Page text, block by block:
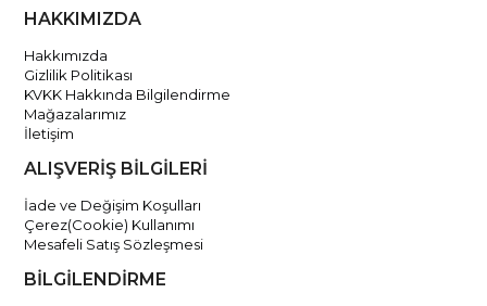
HAKKIMIZDA
Hakkımızda
Gizlilik Politikası
KVKK Hakkında Bilgilendirme
Mağazalarımız
İletişim
ALIŞVERİŞ BİLGİLERİ
İade ve Değişim Koşulları
Çerez(Cookie) Kullanımı
Mesafeli Satış Sözleşmesi
BİLGİLENDİRME